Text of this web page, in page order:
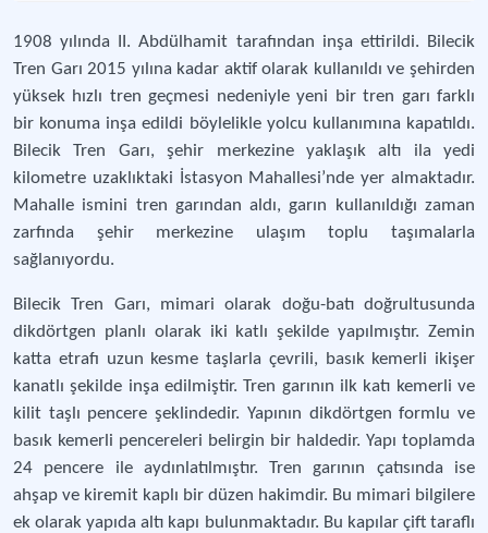
1908 yılında II. Abdülhamit tarafından inşa ettirildi. Bilecik
Tren Garı 2015 yılına kadar aktif olarak kullanıldı ve şehirden
yüksek hızlı tren geçmesi nedeniyle yeni bir tren garı farklı
bir konuma inşa edildi böylelikle yolcu kullanımına kapatıldı.
Bilecik Tren Garı, şehir merkezine yaklaşık altı ila yedi
kilometre uzaklıktaki İstasyon Mahallesi’nde yer almaktadır.
Mahalle ismini tren garından aldı, garın kullanıldığı zaman
zarfında şehir merkezine ulaşım toplu taşımalarla
sağlanıyordu.
Bilecik Tren Garı, mimari olarak doğu-batı doğrultusunda
dikdörtgen planlı olarak iki katlı şekilde yapılmıştır. Zemin
katta etrafı uzun kesme taşlarla çevrili, basık kemerli ikişer
kanatlı şekilde inşa edilmiştir. Tren garının ilk katı kemerli ve
kilit taşlı pencere şeklindedir. Yapının dikdörtgen formlu ve
basık kemerli pencereleri belirgin bir haldedir. Yapı toplamda
24 pencere ile aydınlatılmıştır. Tren garının çatısında ise
ahşap ve kiremit kaplı bir düzen hakimdir. Bu mimari bilgilere
ek olarak yapıda altı kapı bulunmaktadır. Bu kapılar çift taraflı